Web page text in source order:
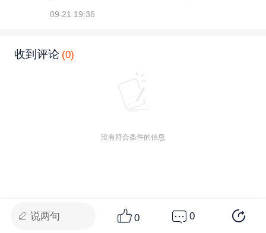
09-21 19:36
收到评论 (0)
没有符合条件的信息
说两句 0 0